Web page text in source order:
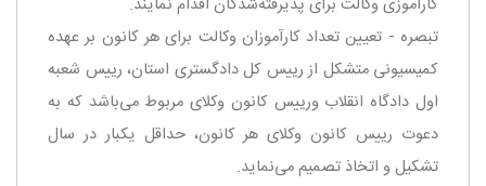
كارآموزی وكالت برای پذیرفته‌شدگان اقدام نمایند.
‌تبصره - تعیین تعداد كارآموزان وكالت برای هر كانون بر عهده
كمیسیونی متشكل از رییس كل دادگستری استان، رییس شعبه
اول دادگاه انقلاب و‌رییس كانون وكلای مربوط می‌باشد كه به
دعوت رییس كانون وكلای هر كانون، حداقل یكبار در سال
تشكیل و اتخاذ تصمیم می‌نماید.